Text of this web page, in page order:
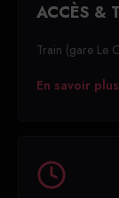
ACCÈS &
Train (gare Le
En savoir